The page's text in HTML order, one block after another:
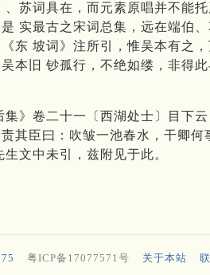
苏词具在，而元素原唱并不能
实最古之宋词总集，远在端伯
东 坡词》注所引，惟吴本有之
本旧 钞孤行，不绝如缕，非得
集》卷二十一〔西湖处士〕目下
其臣曰：吹皱一池春水，干卿
生文中未引，兹附见于此。
粤ICP备17077571号 关于本站